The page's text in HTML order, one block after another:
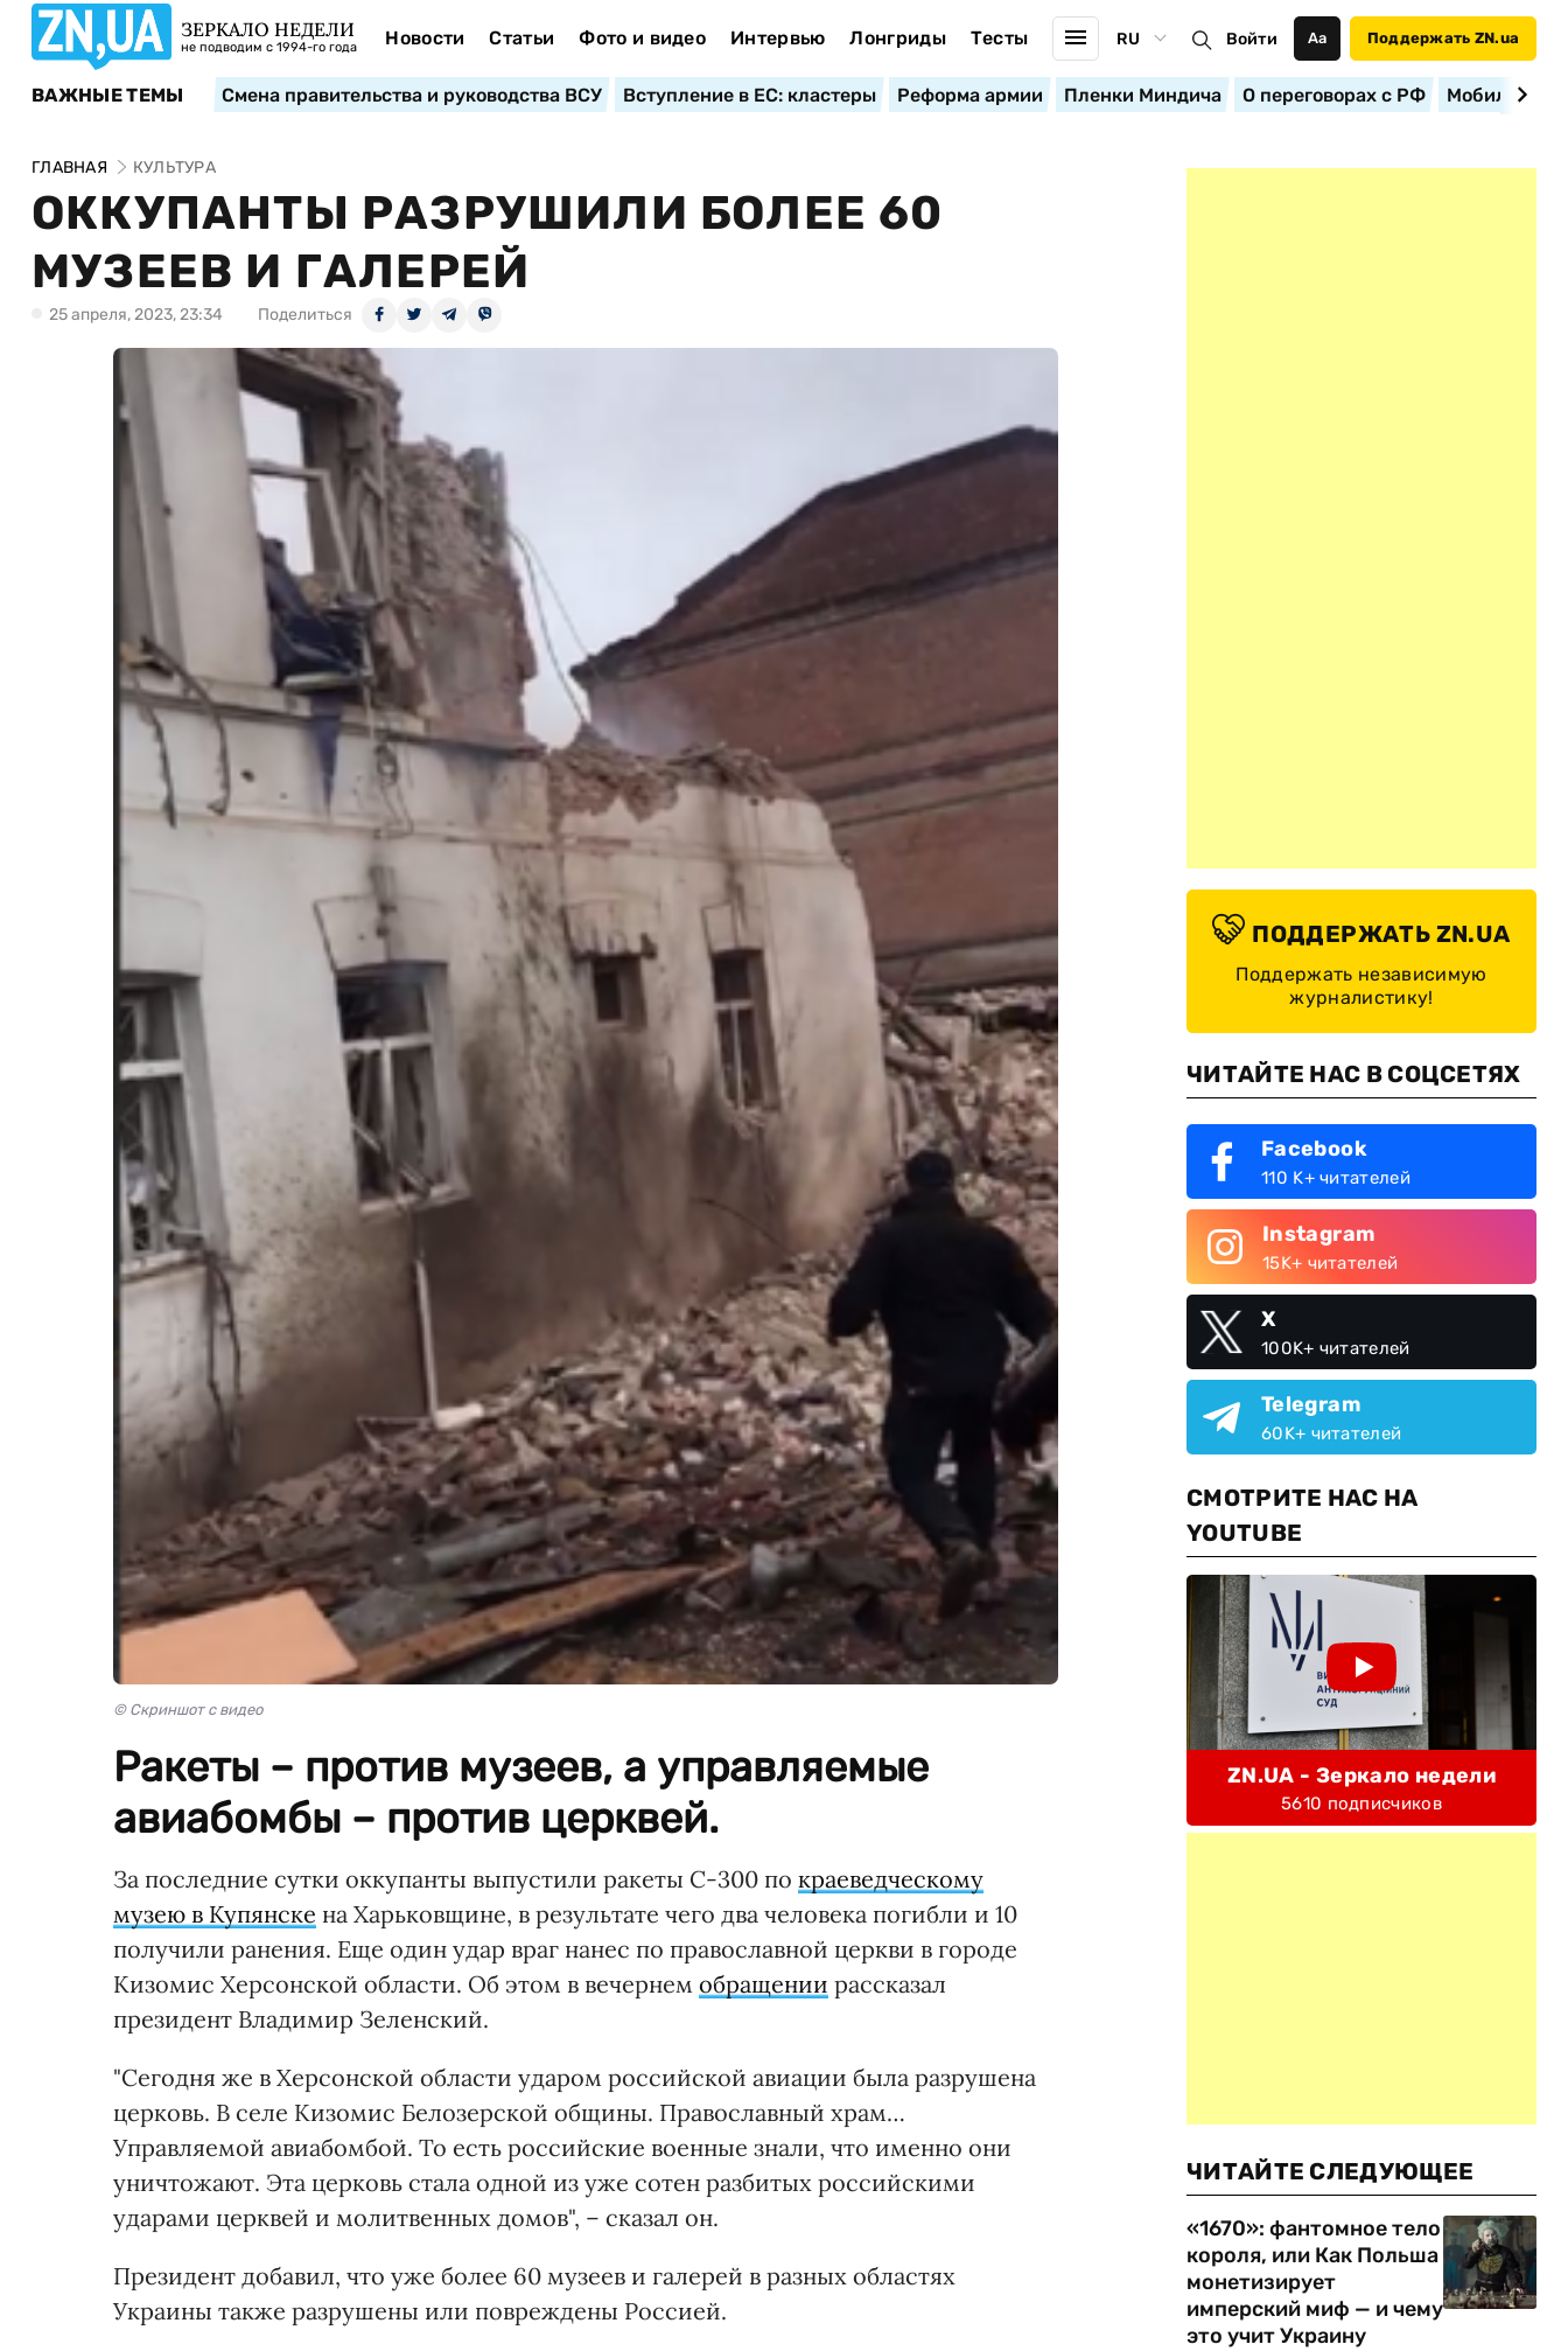
ЗЕРКАЛО НЕДЕЛИ
не подводим с 1994-го года Новости Статьи Фото и видео Интервью Лонгриды Тесты RU Войти Аа Поддержать ZN.ua
ВАЖНЫЕ ТЕМЫ Смена правительства и руководства ВСУ Вступление в ЕС: кластеры Реформа армии Пленки Миндича О переговорах с РФ
ГЛАВНАЯ КУЛЬТУРА
ОККУПАНТЫ РАЗРУШИЛИ БОЛЕЕ 60
МУЗЕЕВ И ГАЛЕРЕЙ
25 апреля, 2023, 23:34 Поделиться
© Скриншот с видео
Ракеты – против музеев, а управляемые
авиабомбы – против церквей.
За последние сутки оккупанты выпустили ракеты С-300 по краеведческому
музею в Купянске на Харьковщине, в результате чего два человека погибли и 10
получили ранения. Еще один удар враг нанес по православной церкви в городе
Кизомис Херсонской области. Об этом в вечернем обращении рассказал
президент Владимир Зеленский.
"Сегодня же в Херсонской области ударом российской авиации была разрушена
церковь. В селе Кизомис Белозерской общины. Православный храм…
Управляемой авиабомбой. То есть российские военные знали, что именно они
уничтожают. Эта церковь стала одной из уже сотен разбитых российскими
ударами церквей и молитвенных домов", – сказал он.
Президент добавил, что уже более 60 музеев и галерей в разных областях
Украины также разрушены или повреждены Россией.
ПОДДЕРЖАТЬ ZN.UA
Поддержать независимую
журналистику!
ЧИТАЙТЕ НАС В СОЦСЕТЯХ
Facebook
110 K+ читателей
Instagram
15K+ читателей
X
100K+ читателей
Telegram
60K+ читателей
СМОТРИТЕ НАС НА
YOUTUBE
ZN.UA - Зеркало недели
5610 подписчиков
ЧИТАЙТЕ СЛЕДУЮЩЕЕ
«1670»: фантомное тело
короля, или Как Польша
монетизирует
имперский миф — и чему
это учит Украину